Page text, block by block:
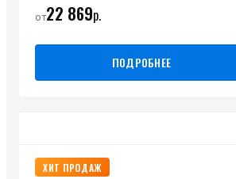
от22 869р.
ПОДРОБНЕЕ
ХИТ ПРОДАЖ